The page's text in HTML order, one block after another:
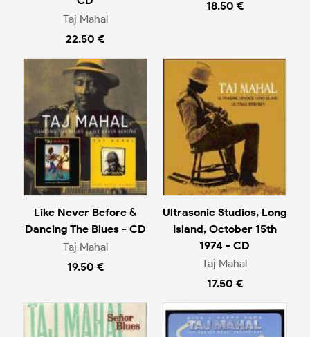
Taj Mahal
22.50 €
18.50 €
Like Never Before &
Dancing The Blues - CD
Taj Mahal
19.50 €
Ultrasonic Studios, Long
Island, October 15th
1974 - CD
Taj Mahal
17.50 €